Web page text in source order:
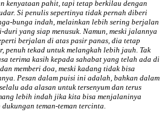
kenyataan pahit, tapi tetap berkilau dengan
Si penulis sepertinya tidak pernah diberi
bunga indah, melainkan lebih sering berjalan
yang siap menusuk. Namun, meski jalannya
berjalan di atas pasir panas, dia tetap
penuh tekad untuk melangkah lebih jauh. Tak
terima kasih kepada sahabat yang telah ada di
memberi doa, meski kadang tidak bisa
Pesan dalam puisi ini adalah, bahkan dalam
ada alasan untuk tersenyum dan terus
lebih indah jika kita bisa menjalaninya
teman-teman tercinta.